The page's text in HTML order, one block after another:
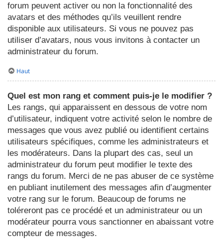
forum peuvent activer ou non la fonctionnalité des
avatars et des méthodes qu’ils veuillent rendre
disponible aux utilisateurs. Si vous ne pouvez pas
utiliser d’avatars, nous vous invitons à contacter un
administrateur du forum.
Haut
Quel est mon rang et comment puis-je le modifier ?
Les rangs, qui apparaissent en dessous de votre nom
d’utilisateur, indiquent votre activité selon le nombre de
messages que vous avez publié ou identifient certains
utilisateurs spécifiques, comme les administrateurs et
les modérateurs. Dans la plupart des cas, seul un
administrateur du forum peut modifier le texte des
rangs du forum. Merci de ne pas abuser de ce système
en publiant inutilement des messages afin d’augmenter
votre rang sur le forum. Beaucoup de forums ne
toléreront pas ce procédé et un administrateur ou un
modérateur pourra vous sanctionner en abaissant votre
compteur de messages.